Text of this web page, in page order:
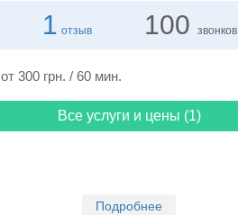
1 отзыв 100 звонков
от 300 грн. / 60 мин.
Все услуги и цены (1)
Подробнее